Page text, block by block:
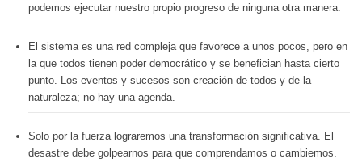
podemos ejecutar nuestro propio progreso de ninguna otra manera.
El sistema es una red compleja que favorece a unos pocos, pero en
la que todos tienen poder democrático y se benefician hasta cierto
punto. Los eventos y sucesos son creación de todos y de la
naturaleza; no hay una agenda.
Solo por la fuerza lograremos una transformación significativa. El
desastre debe golpearnos para que comprendamos o cambiemos.